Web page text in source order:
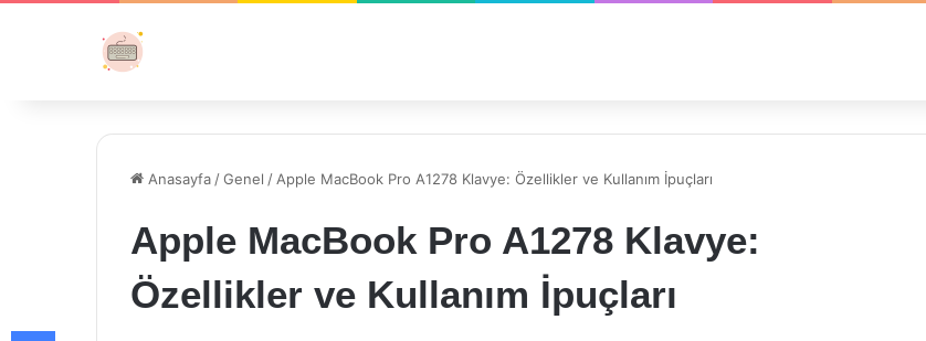
Anasayfa /Genel / Apple MacBook Pro A1278 Klavye: Özellikler ve Kullanım İpuçları
Apple MacBook Pro A1278 Klavye:
Özellikler ve Kullanım İpuçları
Facebook